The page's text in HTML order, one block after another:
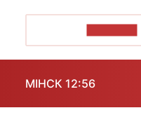
МІНСК 12:56